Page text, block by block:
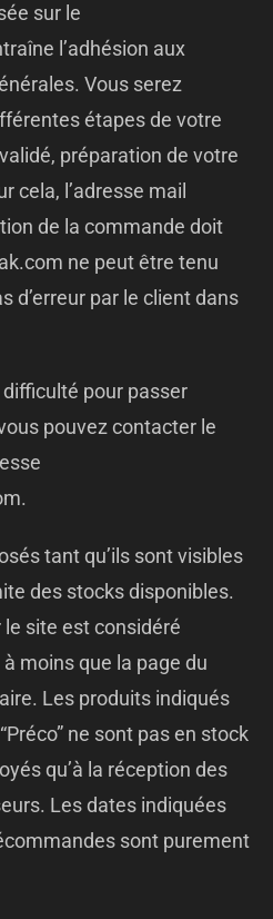
sur le
l’adhésion aux
Vous serez
étapes de votre
préparation de votre
cela, l’adresse mail
de la commande doit
ne peut être tenu
d’erreur par le client dans
pour passer
pouvez contacter le
.
tant qu’ils sont visibles
des stocks disponibles.
site est considéré
moins que la page du
Les produits indiqués
ne sont pas en stock
qu’à la réception des
Les dates indiquées
sont purement